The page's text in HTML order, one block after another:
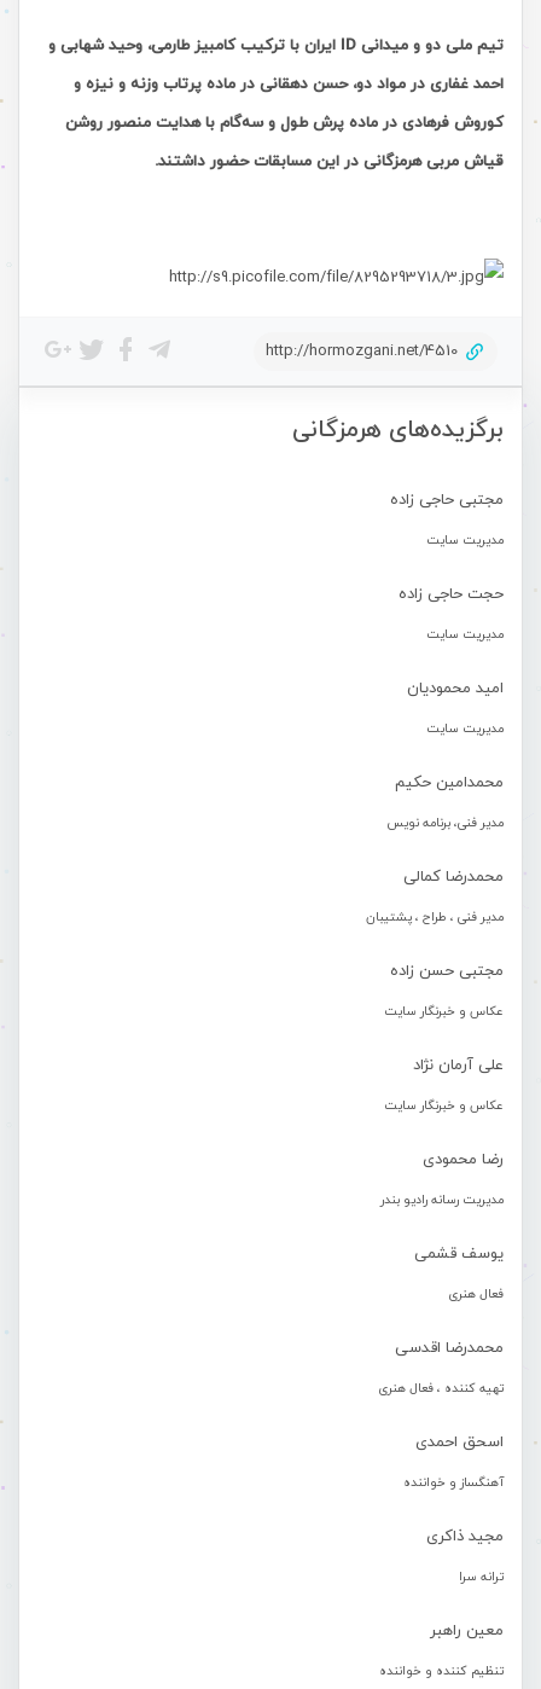
برگزیده‌های هرمزگانی
مجتبی حاجی زاده
مدیریت سایت
حجت حاجی زاده
مدیریت سایت
امید محمودیان
مدیریت سایت
محمدامین حکیم
مدیر فنی، برنامه نویس
محمدرضا کمالی
مدیر فنی ، طراح ، پشتیبان
مجتبی حسن زاده
عکاس و خبرنگار سایت
علی آرمان نژاد
عکاس و خبرنگار سایت
رضا محمودی
مدیریت رسانه رادیو بندر
یوسف قشمی
فعال هنری
محمدرضا اقدسی
تهیه کننده ، فعال هنری
اسحق احمدی
آهنگساز و خواننده
مجید ذاکری
ترانه سرا
معین راهبر
تنظیم کننده و خواننده
تیم ملی دو و میدانی ID ایران با ترکیب کامبیز طارمی، وحید شهابی و
احمد غفاری در مواد دو، حسن دهقانی در ماده پرتاب وزنه و نیزه و
کوروش فرهادی در ماده پرش طول و سه‌گام با هدایت منصور روشن
قیاش مربی هرمزگانی در این مسابقات حضور داشتند.
http://hormozgani.net/4510